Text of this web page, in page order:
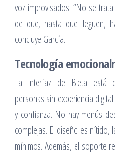
voz improvisados. “No se
de que, hasta que lleguen,
concluye García.
Tecnología
La interfaz de Bleta está
personas sin experiencia
y confianza. No hay menús
complejas. El diseño es nítido,
mínimos. Además, el soporte